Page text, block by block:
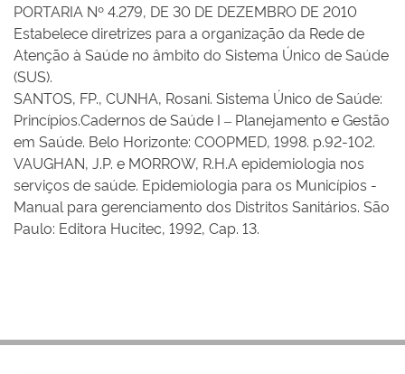
PORTARIA Nº 4.279, DE 30 DE DEZEMBRO DE 2010
Estabelece diretrizes para a organização da Rede de
Atenção à Saúde no âmbito do Sistema Único de Saúde
(SUS).
SANTOS, FP., CUNHA, Rosani. Sistema Único de Saúde:
Princípios.Cadernos de Saúde I – Planejamento e Gestão
em Saúde. Belo Horizonte: COOPMED, 1998. p.92-102.
VAUGHAN, J.P. e MORROW, R.H.A epidemiologia nos
serviços de saúde. Epidemiologia para os Municípios -
Manual para gerenciamento dos Distritos Sanitários. São
Paulo: Editora Hucitec, 1992, Cap. 13.